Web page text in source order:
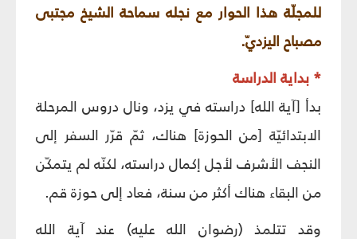
للمجلّة هذا الحوار مع نجله سماحة الشيخ مجتبى
مصباح اليزديّ.
* بداية الدراسة
بدأ [آية الله] دراسته في يزد، ونال دروس المرحلة
الابتدائيّة [من الحوزة] هناك، ثمّ قرّر السفر إلى
النجف الأشرف لأجل إكمال دراسته، لكنّه لم يتمكّن
من البقاء هناك أكثر من سنة، فعاد إلى حوزة قم.
وقد تتلمذ (رضوان الله عليه) عند آية الله